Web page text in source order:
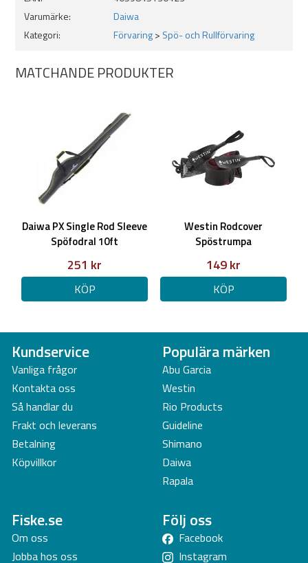
Hållbart och vattenavvisande yttertyg
Helfodrad insida för extra skydd
Perfekt för snabb transport till och från vattnet
Varumärke:
Daiwa
Kategori:
Förvaring> Spö- och Rullförvaring
MATCHANDE PRODUKTER
Daiwa PX Single Rod Sleeve
Spöfodral 10ft
251 kr
KÖP
Westin Rodcover
Spöstrumpa
149 kr
KÖP
Kundservice
Vanliga frågor
Kontakta oss
Så handlar du
Frakt och leverans
Betalning
Köpvillkor
Populära märken
Abu Garcia
Westin
Rio Products
Guideline
Shimano
Daiwa
Rapala
Fiske.se
Om oss
Jobba hos oss
Följ oss
Facebook
Instagram